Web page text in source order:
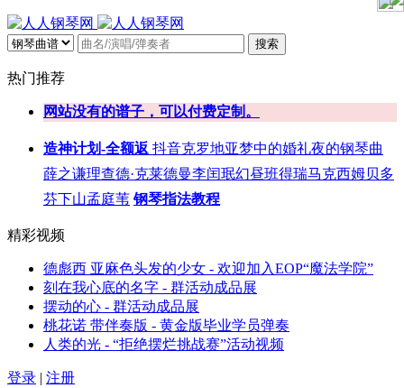
搜索
热门推荐
网站没有的谱子，可以付费定制。
造神计划-全额返 抖音克罗地亚梦中的婚礼夜的钢琴曲
薛之谦理查德·克莱德曼李闰珉幻昼班得瑞马克西姆贝多
芬下山孟庭苇 钢琴指法教程
精彩视频
德彪西 亚麻色头发的少女 - 欢迎加入EOP“魔法学院”
刻在我心底的名字 - 群活动成品展
摆动的心 - 群活动成品展
桃花诺 带伴奏版 - 黄金版毕业学员弹奏
人类的光 - “拒绝摆烂挑战赛”活动视频
登录 | 注册